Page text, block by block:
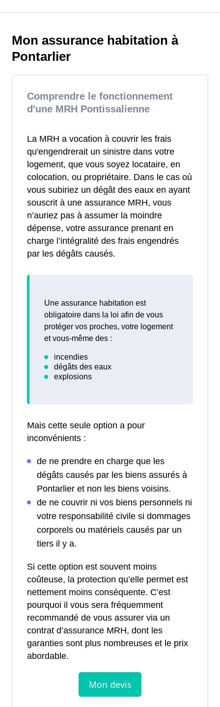
Mon assurance habitation à
Pontarlier
Comprendre le fonctionnement
d'une MRH Pontissalienne
La MRH a vocation à couvrir les frais
qu'engendrerait un sinistre dans votre
logement, que vous soyez locataire, en
colocation, ou propriétaire. Dans le cas où
vous subiriez un dégât des eaux en ayant
souscrit à une assurance MRH, vous
n’auriez pas à assumer la moindre
dépense, votre assurance prenant en
charge l’intégralité des frais engendrés
par les dégâts causés.
Une assurance habitation est
obligatoire dans la loi afin de vous
protéger vos proches, votre logement
et vous-même des :
Mais cette seule option a pour
inconvénients :
de ne prendre en charge que les
dégâts causés par les biens assurés à
Pontarlier et non les biens voisins.
de ne couvrir ni vos biens personnels ni
votre responsabilité civile si dommages
corporels ou matériels causés par un
tiers il y a.
Si cette option est souvent moins
coûteuse, la protection qu’elle permet est
nettement moins conséquente. C’est
pourquoi il vous sera fréquemment
recommandé de vous assurer via un
contrat d’assurance MRH, dont les
garanties sont plus nombreuses et le prix
abordable.